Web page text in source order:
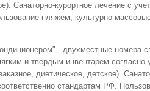
Санаторно-курортное лечение с
пляжем, культурно-
- двухместные
и твердым инвентарем
диетическое, детское).
стандартам РФ.